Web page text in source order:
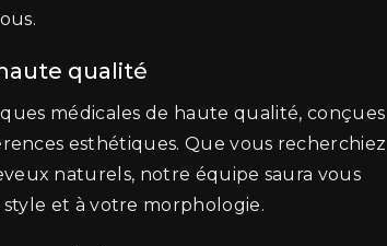
qualité
médicales de haute qualité, conçues
esthétiques. Que vous recherchiez
naturels, notre équipe saura vous
et à votre morphologie.